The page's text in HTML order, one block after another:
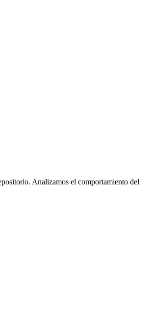
Analizamos el comportamiento del